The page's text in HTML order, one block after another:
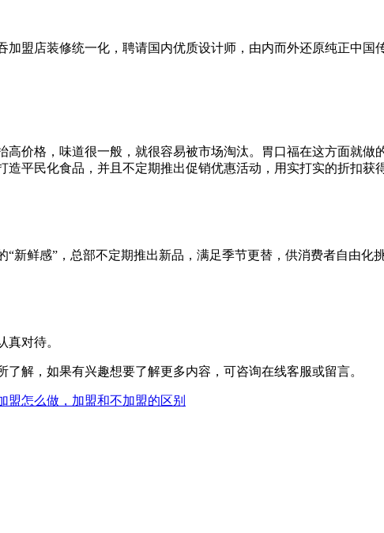
盟店装修统一化，聘请国内优质设计师，由内而外还原纯正中国
价格，味道很一般，就很容易被市场淘汰。胃口福在这方面就做
平民化食品，并且不定期推出促销优惠活动，用实打实的折扣获
鲜感”，总部不定期推出新品，满足季节更替，供消费者自由化挑
对待。
解，如果有兴趣想要了解更多内容，可咨询在线客服或留言。
盟怎么做，加盟和不加盟的区别